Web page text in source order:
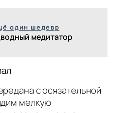
один шедевр
медитатор
с осязательной
мелкую